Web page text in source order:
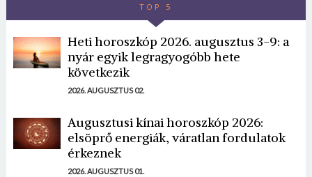
TOP 5
Heti horoszkóp 2026. augusztus 3-9: a
nyár egyik legragyogóbb hete
következik
2026. AUGUSZTUS 02.
Augusztusi kínai horoszkóp 2026:
elsöprő energiák, váratlan fordulatok
érkeznek
2026. AUGUSZTUS 01.